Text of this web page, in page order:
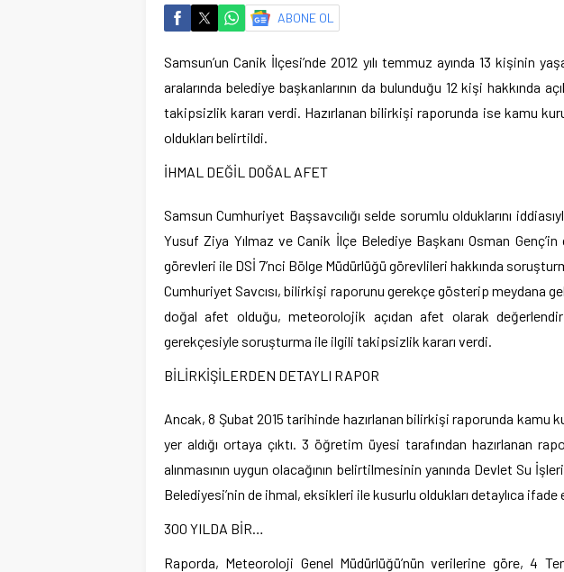
ABONE OL
Samsun’un Canik İlçesi’nde 2012 yılı temmuz ayında 13 kişinin
aralarında belediye başkanlarının da bulunduğu 12 kişi hakkında
takipsizlik kararı verdi. Hazırlanan bilirkişi raporunda ise kamu
oldukları belirtildi.
İHMAL DEĞİL DOĞAL AFET
Samsun Cumhuriyet Başsavcılığı selde sorumlu olduklarını
Yusuf Ziya Yılmaz ve Canik İlçe Belediye Başkanı Osman
görevleri ile DSİ 7’nci Bölge Müdürlüğü görevlileri hakkında
Cumhuriyet Savcısı, bilirkişi raporunu gerekçe gösterip meydana
doğal afet olduğu, meteorolojik açıdan afet olarak
gerekçesiyle soruşturma ile ilgili takipsizlik kararı verdi.
BİLİRKİŞİLERDEN DETAYLI RAPOR
Ancak, 8 Şubat 2015 tarihinde hazırlanan bilirkişi raporunda kamu
yer aldığı ortaya çıktı. 3 öğretim üyesi tarafından hazırlanan
alınmasının uygun olacağının belirtilmesinin yanında Devlet Su
Belediyesi’nin de ihmal, eksikleri ile kusurlu oldukları detaylıca ifade
300 YILDA BİR…
Raporda, Meteoroloji Genel Müdürlüğü’nün verilerine göre, 4